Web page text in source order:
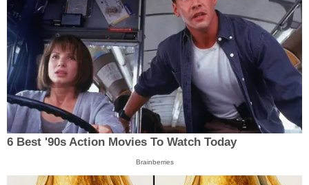
6 Best '90s Action Movies To Watch Today
Brainberries